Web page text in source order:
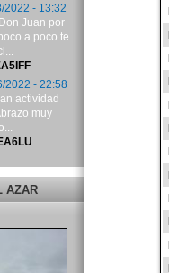
- 13:32
Juan por
a poco te
2022 - 22:58
actividad
muy
AZAR